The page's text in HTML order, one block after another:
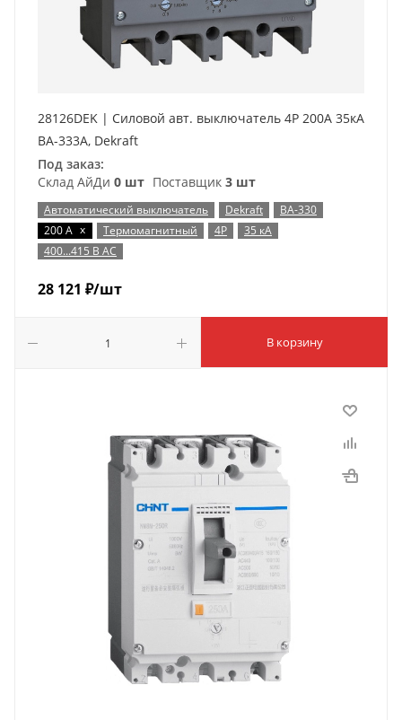
28126DEK | Силовой авт. выключатель 4P 200A 35кА
ВА-333А, Dekraft
Под заказ:
Склад АйДи 0 шт Поставщик 3 шт
Автоматический выключатель Dekraft
ВА-330
200 А x Термомагнитный 4P
35 кА
400...415 В AC
28 121 ₽/шт
В корзину